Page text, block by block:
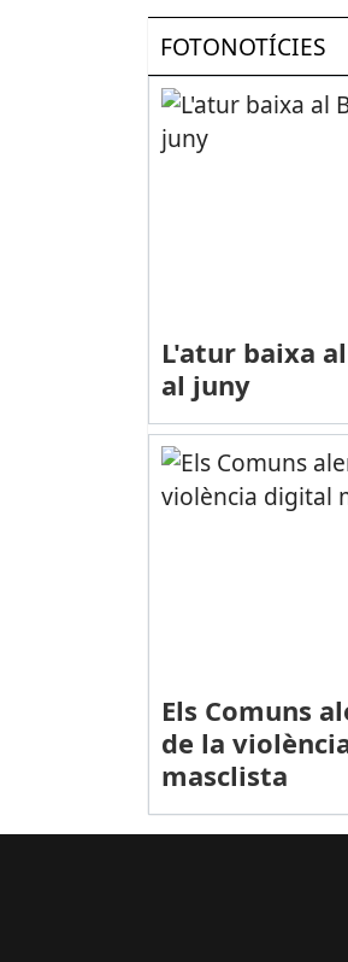
FOTONOTÍCIES
L'atur baixa
al juny
Els Comuns
de la
masclista